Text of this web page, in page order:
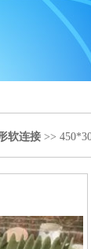
软连接 >>